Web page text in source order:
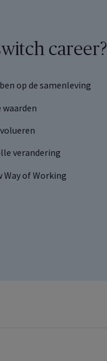
career?
op de samenleving
waarden
verandering
Way of Working